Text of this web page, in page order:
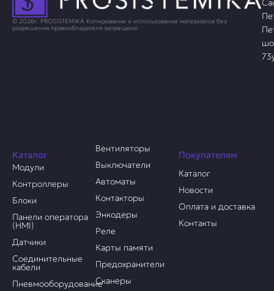
© 2026г. PROSISTEMIKA Копирование и использование материалов без
разрешения правообладателя запрещено
Каталог
Модули
Контроллеры
Блоки
Панели оператора
(HMI)
Датчики
Соединительные
кабели
Пневмооборудование
Вентиляторы
Выключатели
Автоматы
Контакторы
Энкодеры
Реле
Карты памяти
Предохранители
Сканеры
Покупателям
Каталог
Новости
Оплата и доставка
Контакты